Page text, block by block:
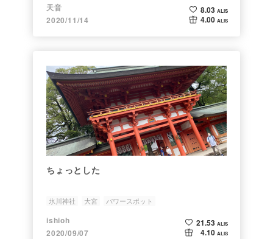
天音
2020/11/14
8.03 ALIS
4.00 ALIS
ちょっとした
氷川神社 大宮 パワースポット
ishioh
2020/09/07
21.53 ALIS
4.10 ALIS